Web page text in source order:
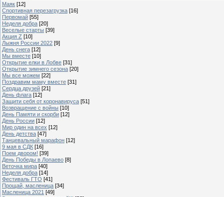
Маяк [12]
Спортивная перезагрузка [16]
Первомай [55]
Неделя добра [20]
Веселые старты [39]
Акция Z [10]
Лыжня России 2022 [9]
День снега [12]
Мы вместе [10]
Открытие елки в Лобве [31]
Открытие зимнего сезона [20]
Мы все можем [22]
Поздравим маму вместе [31]
Сердца друзей [21]
День флага [12]
Защити себя от коронавируса [51]
Возвращение с войны [10]
День Памяти и скорби [12]
День России [12]
Мир один на всех [12]
День детства [47]
Танцевальный марафон [12]
9 мая в СДК [16]
Поем двором! [39]
День Победы в Лопаево [8]
Веточка мира [40]
Неделя добра [14]
Фестиваль ГТО [41]
Прощай, масленица [34]
Масленица 2021 [49]